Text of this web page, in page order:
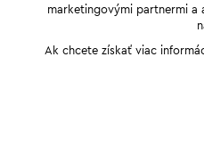
marketingovými partnermi a
Ak chcete získať viac